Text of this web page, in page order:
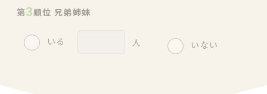
第3順位 兄弟姉妹
いる 人 いない